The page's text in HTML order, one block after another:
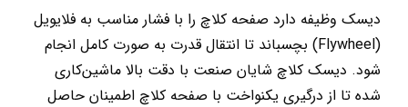
دیسک وظیفه دارد صفحه کلاچ را با فشار مناسب به فلایویل
(Flywheel) بچسباند تا انتقال قدرت به صورت کامل انجام
شود. دیسک کلاچ شایان صنعت با دقت بالا ماشین‌کاری
شده تا از درگیری یکنواخت با صفحه کلاچ اطمینان حاصل